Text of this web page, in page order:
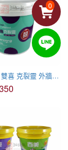
【油漆殿】雙喜 克裂靈 外牆專用彈性批土
0